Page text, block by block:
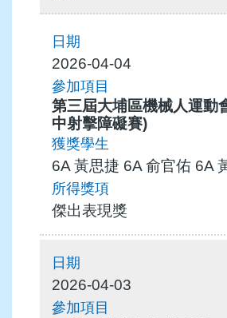
2026-04-04
第三屆大埔區機械人運動
中射擊障礙賽)
6A 黃思捷 6A 俞官佑 6A
傑出表現獎
2026-04-03